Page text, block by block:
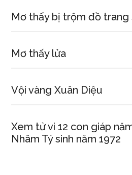
Mơ thấy bị trộm đồ trang
Mơ thấy lửa
Vội vàng Xuân Diệu
Xem tử vi 12 con giáp
Nhâm Tý sinh năm 1972